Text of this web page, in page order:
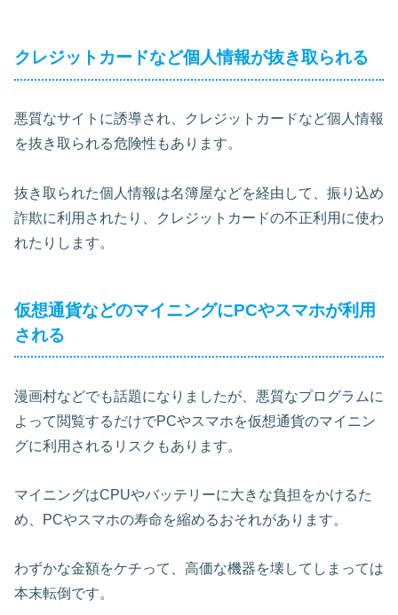
クレジットカードなど個人情報が抜き取られる
悪質なサイトに誘導され、クレジットカードなど個人情報
を抜き取られる危険性もあります。
抜き取られた個人情報は名簿屋などを経由して、振り込め
詐欺に利用されたり、クレジットカードの不正利用に使わ
れたりします。
仮想通貨などのマイニングにPCやスマホが利用
される
漫画村などでも話題になりましたが、悪質なプログラムに
よって閲覧するだけでPCやスマホを仮想通貨のマイニン
グに利用されるリスクもあります。
マイニングはCPUやバッテリーに大きな負担をかけるた
め、PCやスマホの寿命を縮めるおそれがあります。
わずかな金額をケチって、高価な機器を壊してしまっては
本末転倒です。